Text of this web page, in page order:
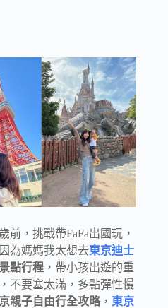
前，挑戰帶FaFa出國玩，
因為媽媽我太想去東京迪士
點行程 ，帶小孩出遊的重
不要塞太滿，多點彈性慢
親子自由行全攻略， 東京